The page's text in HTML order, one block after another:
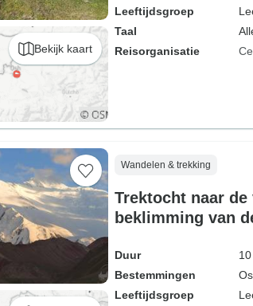
Bekijk kaart
Leeftijdsgroep
Taal
Reisorganisatie
Wandelen & trekking
Trektocht naar
beklimming van
Duur
Bestemmingen
Leeftijdsgroep